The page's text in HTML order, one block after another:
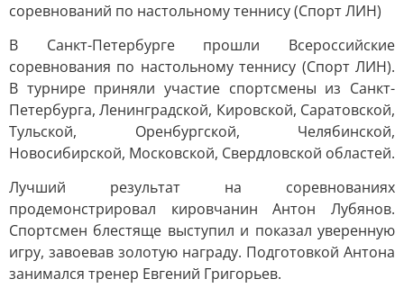
соревнований по настольному теннису (Спорт ЛИН)
В Санкт-Петербурге прошли Всероссийские
соревнования по настольному теннису (Спорт ЛИН).
В турнире приняли участие спортсмены из Санкт-
Петербурга, Ленинградской, Кировской, Саратовской,
Тульской, Оренбургской, Челябинской,
Новосибирской, Московской, Свердловской областей.
Лучший результат на соревнованиях
продемонстрировал кировчанин Антон Лубянов.
Спортсмен блестяще выступил и показал уверенную
игру, завоевав золотую награду. Подготовкой Антона
занимался тренер Евгений Григорьев.